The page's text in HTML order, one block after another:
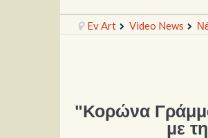
Ev Art Video News
"Κορώνα
με